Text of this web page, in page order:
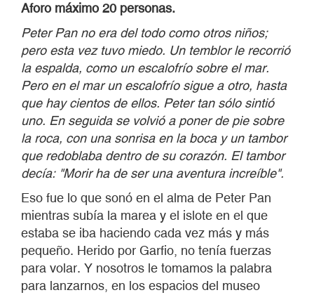
Aforo máximo 20 personas.
Peter Pan no era del todo como otros niños;
pero esta vez tuvo miedo. Un temblor le recorrió
la espalda, como un escalofrío sobre el mar.
Pero en el mar un escalofrío sigue a otro, hasta
que hay cientos de ellos. Peter tan sólo sintió
uno. En seguida se volvió a poner de pie sobre
la roca, con una sonrisa en la boca y un tambor
que redoblaba dentro de su corazón. El tambor
decía: "Morir ha de ser una aventura increíble".
Eso fue lo que sonó en el alma de Peter Pan
mientras subía la marea y el islote en el que
estaba se iba haciendo cada vez más y más
pequeño. Herido por Garfio, no tenía fuerzas
para volar. Y nosotros le tomamos la palabra
para lanzarnos, en los espacios del museo